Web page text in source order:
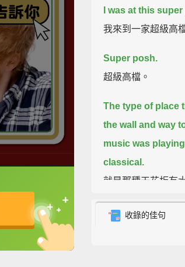
英
I was at this
我來到一家超級高
Super posh.
超級高檔。
The type of place
the wall and way
music was
classical.
就是那種天花板有
子的餐廳。有人在
是古典樂。
收錄的佳句